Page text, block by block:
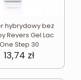
hybrydowy bez
Revers Gel Lac
One Step 30
13,74 zł